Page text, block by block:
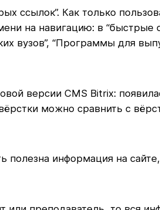
Как только
на навигацию: в
вузов”, “Программы для
версии CMS Bitrix:
можно сравнить с
информация на